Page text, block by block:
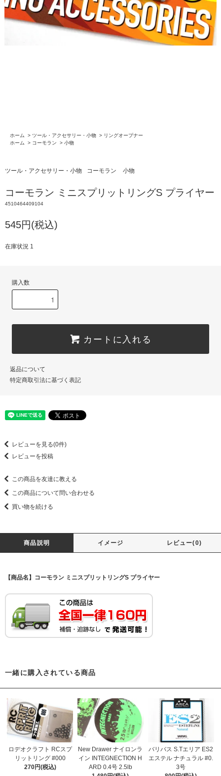
ホーム > ツール・アクセサリー・小物 > リングオープナー
ホーム
> コーモラン > 小物
ツール・アクセサリー・小物 コーモラン 小物
コーモラン ミニスプリットリングS プライヤー
4510464409104
545円(税込)
在庫状況 1
購入数
カートに入れる
返品について
特定商取引法に基づく表記
レビューを見る(0件)
レビューを投稿
この商品を友達に教える
この商品について問い合わせる
買い物を続ける
商品説明 イメージ レビュー(0)
【商品名】コーモラン ミニスプリットリングS プライヤー
一緒に購入されている商品
ロデオクラフト RCスプ
リットリング #000
270円(税込)
New Drawer ナイロンラ
イン INTEGNECTION H
ARD 0.4号 2.5lb
バリバス S.Tエリア ES2
エステル ナチュラル #0.
3号